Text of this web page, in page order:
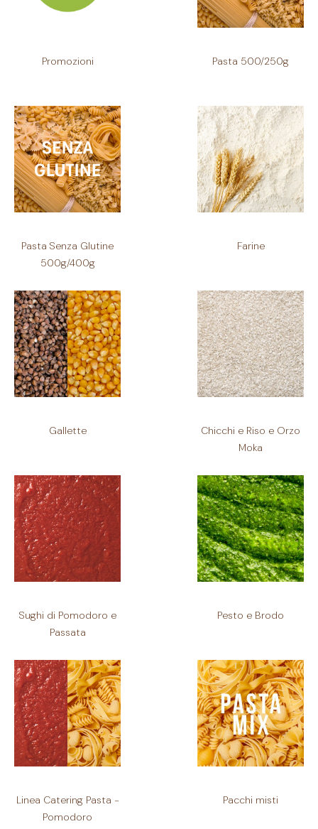
Promozioni Pasta 500/250g
Pasta Senza Glutine
500g/400g
Farine
Gallette
Chicchi e Riso e Orzo
Moka
Sughi di Pomodoro e
Passata
Pesto e Brodo
Linea Catering Pasta -
Pomodoro
Pacchi misti